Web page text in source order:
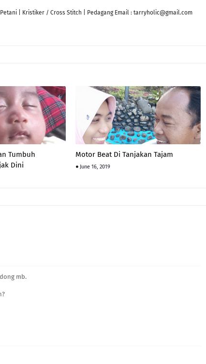
| Kristiker / Cross Stitch | Pedagang Email : tarryholic@gmail.com
Tumbuh
Dini
Motor Beat Di Tanjakan Tajam
June 16, 2019
mb.